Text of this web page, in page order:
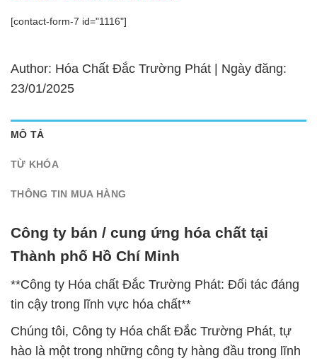
[contact-form-7 id="1116"]
Author: Hóa Chất Đắc Trường Phát | Ngày đăng:
23/01/2025
MÔ TẢ
TỪ KHÓA
THÔNG TIN MUA HÀNG
Công ty bán / cung ứng hóa chất tại
Thành phố Hồ Chí Minh
**Công ty Hóa chất Đắc Trường Phát: Đối tác đáng
tin cậy trong lĩnh vực hóa chất**
Chúng tôi, Công ty Hóa chất Đắc Trường Phát, tự
hào là một trong những công ty hàng đầu trong lĩnh